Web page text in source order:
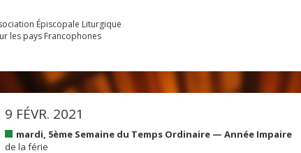
Épiscopale Liturgique
les pays Francophones
9 FÉVR. 2021
mardi, 5ème Semaine du Temps Ordinaire — Année Impaire
de la férie